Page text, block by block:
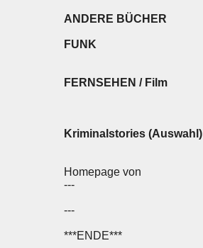
ANDERE BÜCHER
FUNK
FERNSEHEN / Film
Kriminalstories (Auswahl)
Homepage von
---
---
***ENDE***